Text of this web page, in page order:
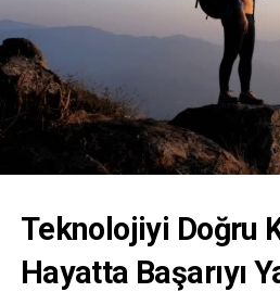
Teknolojiyi Doğru
Hayatta Başarıyı